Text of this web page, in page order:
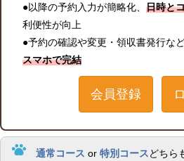
●以降の予約入力が簡略化、 日時と
利便性が向上
●予約の確認や変更・領収書発行な
スマホで完結
会員登録
通常コース or 特別コースどちら